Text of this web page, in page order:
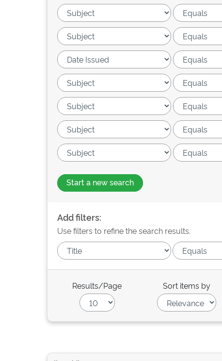
Start a new search
Add filters:
Use filters to refine the search results.
Results/Page Sort items by